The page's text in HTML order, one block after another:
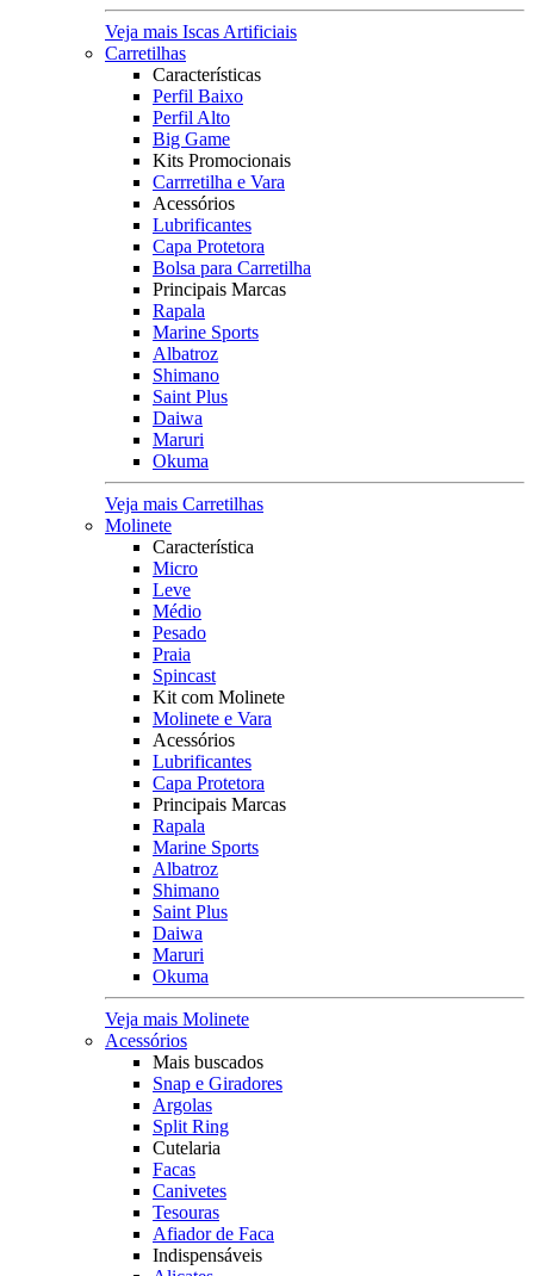
Veja mais Iscas Artificiais
Carretilhas
Características
Perfil Baixo
Perfil Alto
Big Game
Kits Promocionais
Carrretilha e Vara
Acessórios
Lubrificantes
Capa Protetora
Bolsa para Carretilha
Principais Marcas
Rapala
Marine Sports
Albatroz
Shimano
Saint Plus
Daiwa
Maruri
Okuma
Veja mais Carretilhas
Molinete
Característica
Micro
Leve
Médio
Pesado
Praia
Spincast
Kit com Molinete
Molinete e Vara
Acessórios
Lubrificantes
Capa Protetora
Principais Marcas
Rapala
Marine Sports
Albatroz
Shimano
Saint Plus
Daiwa
Maruri
Okuma
Veja mais Molinete
Acessórios
Mais buscados
Snap e Giradores
Argolas
Split Ring
Cutelaria
Facas
Canivetes
Tesouras
Afiador de Faca
Indispensáveis